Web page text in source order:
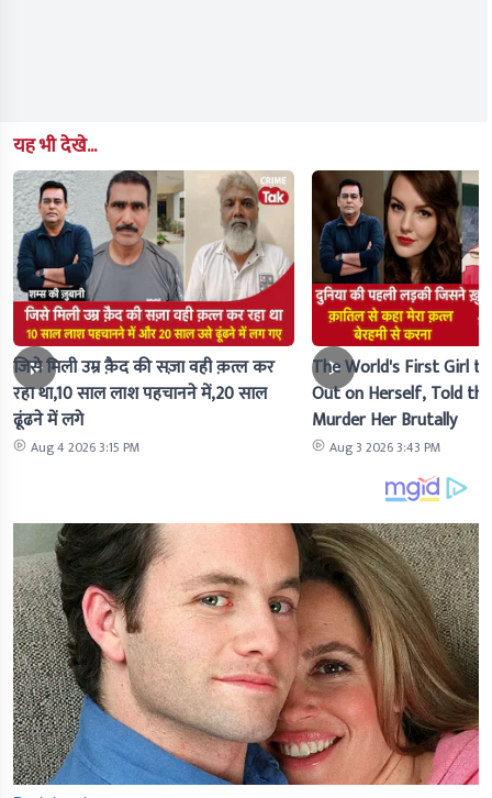
यह भी देखे...
जिसे मिली उम्र क़ैद की सज़ा वही क़त्ल कर
रहा था,10 साल लाश पहचानने में,20 साल
ढूंढने में लगे
Aug 4 2026 3:15 PM
The World's First Girl
Out on Herself, Told
Murder Her Brutally
Aug 3 2026 3:43 PM